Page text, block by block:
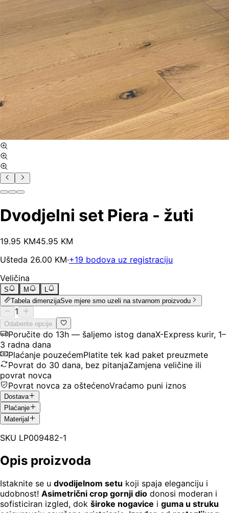
Dvodjelni set Piera - žuti
19.95 KM45.95 KM
Ušteda 26.00 KM·+19 bodova uz registraciju
Veličina
S M
L
Tabela dimenzijaSve mjere smo uzeli na stvarnom proizvodu
1
Odaberite opcije
Poručite do 13h — šaljemo istog danaX-Express kurir, 1–
3 radna dana
Plaćanje pouzećemPlatite tek kad paket preuzmete
Povrat do 30 dana, bez pitanjaZamjena veličine ili
povrat novca
Povrat novca za oštećenoVraćamo puni iznos
Dostava
Plaćanje
Materijal
SKU LP009482-1
Opis proizvoda
Istaknite se u dvodijelnom setu koji spaja eleganciju i
udobnost! Asimetrični crop gornji dio donosi moderan i
sofisticiran izgled, dok široke nogavice i guma u struku